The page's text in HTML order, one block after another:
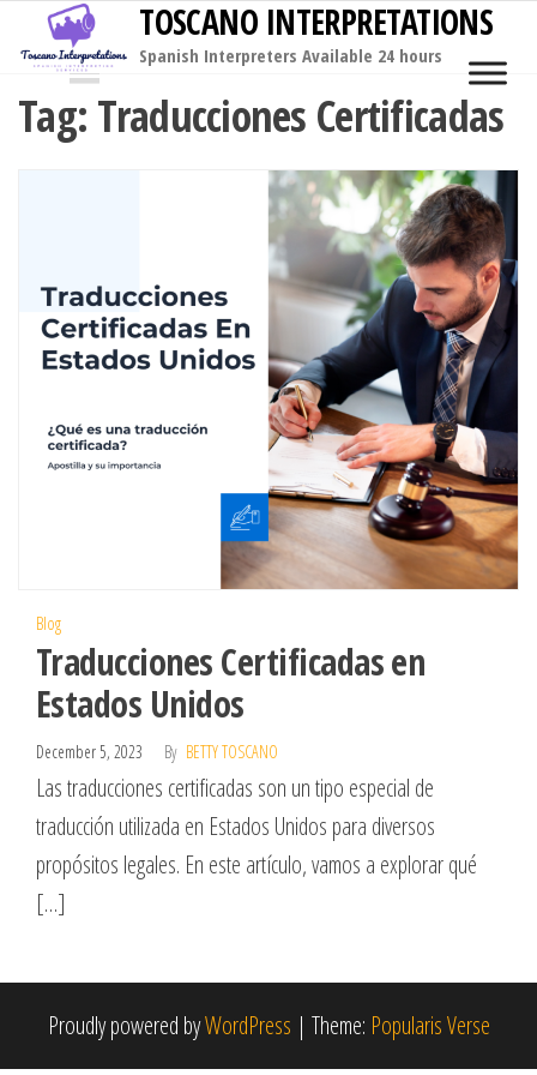
the
content
TOSCANO INTERPRETATIONS
Spanish Interpreters Available 24 hours
MENU
Tag: Traducciones Certificadas
Blog
Traducciones Certificadas en
Estados Unidos
December 5, 2023 By BETTY TOSCANO
Las traducciones certificadas son un tipo especial de
traducción utilizada en Estados Unidos para diversos
propósitos legales. En este artículo, vamos a explorar qué
[…]
Proudly powered byWordPress | Theme: Popularis Verse